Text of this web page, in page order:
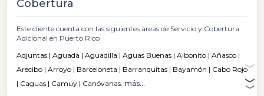
Cobertura
Este cliente cuenta con las siguientes áreas de Servicio y Cobertura
Adicional en Puerto Rico
Adjuntas | Aguada | Aguadilla | Aguas Buenas | Aibonito | Añasco |
Arecibo | Arroyo | Barceloneta | Barranquitas | Bayamón | Cabo Rojo
| Caguas | Camuy | Canóvanas. más...